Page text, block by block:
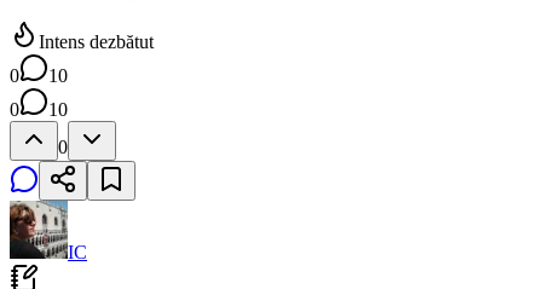
Intens dezbătut
0
10
0
10
0
IC